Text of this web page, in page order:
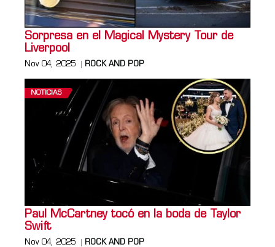
Sorpresa en el Magical Mystery Tour de
Liverpool
Nov 04, 2025 ROCK AND POP
NOTICIAS
Paul McCartney tocó en la boda de Taylor
Swift
Nov 04, 2025 ROCK AND POP